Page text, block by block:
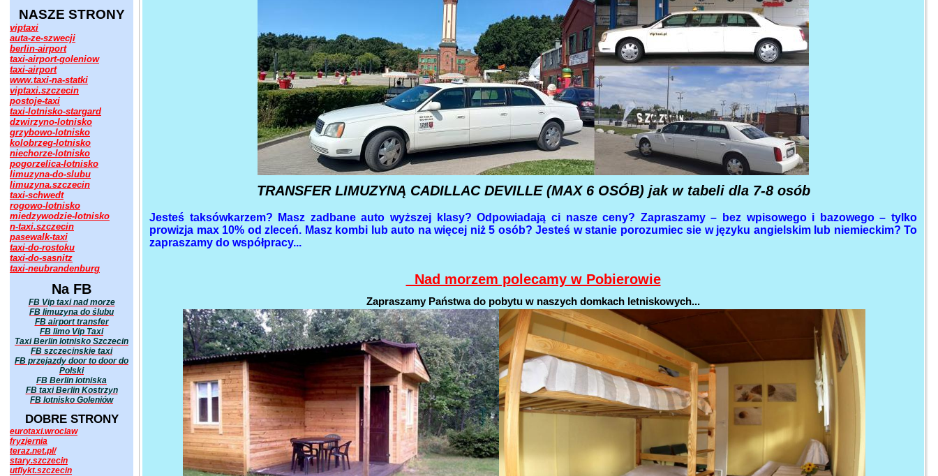
NASZE STRONY
viptaxi
auta-ze-szwecji
berlin-airport
taxi-airport-goleniow
taxi-airport
www.taxi-na-statki
viptaxi.szczecin
postoje-taxi
taxi-lotnisko-stargard
dzwirzyno-lotnisko
grzybowo-lotnisko
kolobrzeg-lotnisko
niechorze-lotnisko
pogorzelica-lotnisko
limuzyna-do-slubu
limuzyna.szczecin
taxi-schwedt
rogowo-lotnisko
miedzywodzie-lotnisko
n-taxi.szczecin
pasewalk-taxi
taxi-do-rostoku
taxi-do-sasnitz
taxi-neubrandenburg
Na FB
FB Vip taxi nad morze
FB limuzyna do ślubu
FB airport transfer
FB limo Vip Taxi
Taxi Berlin lotnisko Szczecin
FB szczecinskie taxi
FB przejazdy door to door do
Polski
FB Berlin lotniska
FB taxi Berlin Kostrzyn
FB lotnisko Goleniów
DOBRE STRONY
eurotaxi.wroclaw
fryzjernia
teraz.net.pl/
stary.szczecin
utflykt.szczecin
TRANSFER LIMUZYNĄ CADILLAC DEVILLE (MAX 6 OSÓB) jak w tabeli dla 7-8 osób
Jesteś taksówkarzem? Masz zadbane auto wyższej klasy? Odpowiadają ci nasze ceny? Zapraszamy – bez wpisowego i bazowego – tylko
prowizja max 10% od zleceń. Masz kombi lub auto na więcej niż 5 osób? Jesteś w stanie porozumiec sie w języku angielskim lub niemieckim? To
zapraszamy do współpracy...
Nad morzem polecamy w Pobierowie
Zapraszamy Państwa do pobytu w naszych domkach letniskowych...